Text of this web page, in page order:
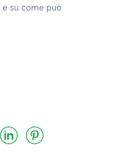
e su come può